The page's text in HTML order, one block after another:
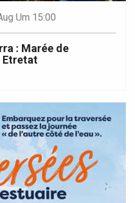
Um 15:00
: Marée de
Etretat